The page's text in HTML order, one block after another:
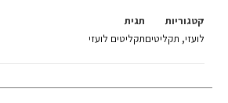
קטגוריות
לועזי, תקליטים
תגית
תקליטים לועזי